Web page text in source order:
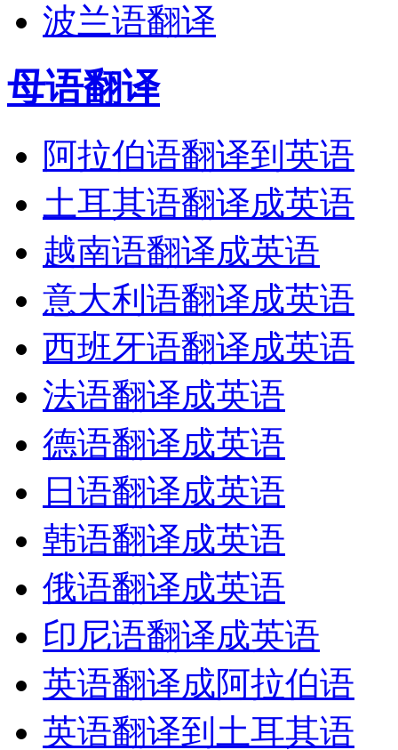
波兰语翻译
母语翻译
阿拉伯语翻译到英语
土耳其语翻译成英语
越南语翻译成英语
意大利语翻译成英语
西班牙语翻译成英语
法语翻译成英语
德语翻译成英语
日语翻译成英语
韩语翻译成英语
俄语翻译成英语
印尼语翻译成英语
英语翻译成阿拉伯语
英语翻译到土耳其语